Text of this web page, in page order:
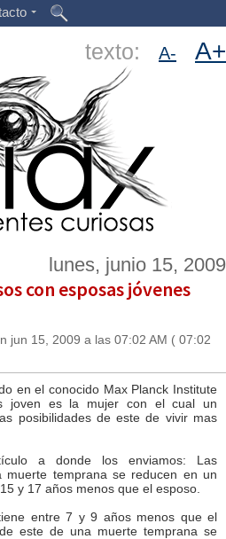
texto: A- A+
lunes, junio 15, 2009
con esposas jóvenes
jun 15, 2009 a las 07:02 AM ( 07:02
en el conocido Max Planck Institute
joven es la mujer con el cual un
posibilidades de este de vivir mas
a donde los enviamos: Las
muerte temprana se reducen en un
y 17 años menos que el esposo.
entre 7 y 9 años menos que el
este de una muerte temprana se